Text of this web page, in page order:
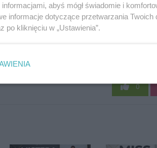
0
abyś mógł świadomie i
informacje dotyczące przetwarzania
po kliknięciu w „Ustawienia”.